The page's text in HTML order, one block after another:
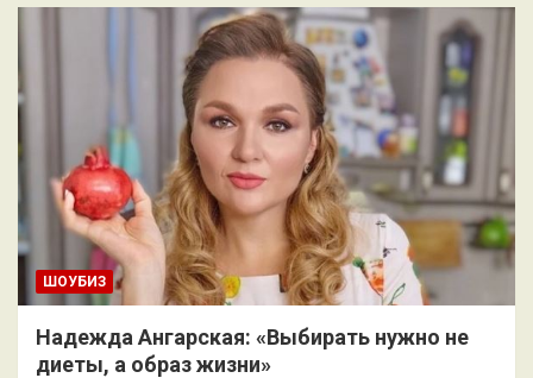
ШОУБИЗ
Надежда Ангарская: «Выбирать нужно не
диеты, а образ жизни»